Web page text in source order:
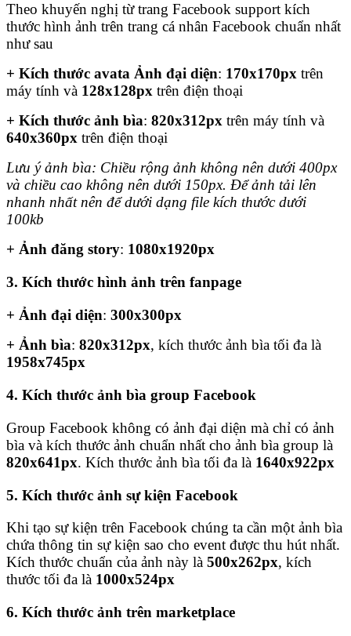
Theo khuyến nghị từ trang Facebook support kích
thước hình ảnh trên trang cá nhân Facebook chuẩn nhất
như sau
+ Kích thước avata Ảnh đại diện: 170x170px trên
máy tính và 128x128px trên điện thoại
+ Kích thước ảnh bìa: 820x312px trên máy tính và
640x360px trên điện thoại
Lưu ý ảnh bìa: Chiều rộng ảnh không nên dưới 400px
và chiều cao không nên dưới 150px. Để ảnh tải lên
nhanh nhất nên để dưới dạng file kích thước dưới
100kb
+ Ảnh đăng story: 1080x1920px
3. Kích thước hình ảnh trên fanpage
+ Ảnh đại diện: 300x300px
+ Ảnh bìa: 820x312px, kích thước ảnh bìa tối đa là
1958x745px
4. Kích thước ảnh bìa group Facebook
Group Facebook không có ảnh đại diện mà chỉ có ảnh
bìa và kích thước ảnh chuẩn nhất cho ảnh bìa group là
820x641px. Kích thước ảnh bìa tối đa là 1640x922px
5. Kích thước ảnh sự kiện Facebook
Khi tạo sự kiện trên Facebook chúng ta cần một ảnh bìa
chứa thông tin sự kiện sao cho event được thu hút nhất.
Kích thước chuẩn của ảnh này là 500x262px, kích
thước tối đa là 1000x524px
6. Kích thước ảnh trên marketplace